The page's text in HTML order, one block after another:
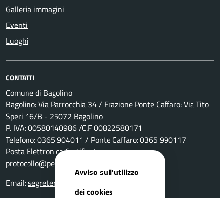
Galleria immagini
Eventi
Luoghi
CONTATTI
Comune di Bagolino
Bagolino: Via Parrocchia 34 / Frazione Ponte Caffaro: Via Tito
Speri 16/B - 25072 Bagolino
P. IVA: 00580140986 /C.F 00822580171
Telefono: 0365 904011 / Ponte Caffaro: 0365 990117
Posta Elettronica Certificata:
protocollo@pec.comune.bagolino.bs.it
Email:segreteria@comune.bagolino.bs.it
Avviso sull'utilizzo
dei cookies